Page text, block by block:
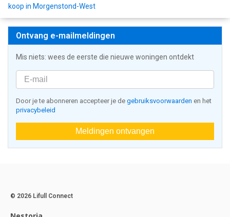
koop in Morgenstond-West
Ontvang e-mailmeldingen
Mis niets: wees de eerste die nieuwe woningen ontdekt
Door je te abonneren accepteer je de gebruiksvoorwaarden en het
privacybeleid
Meldingen ontvangen
© 2026 Lifull Connect